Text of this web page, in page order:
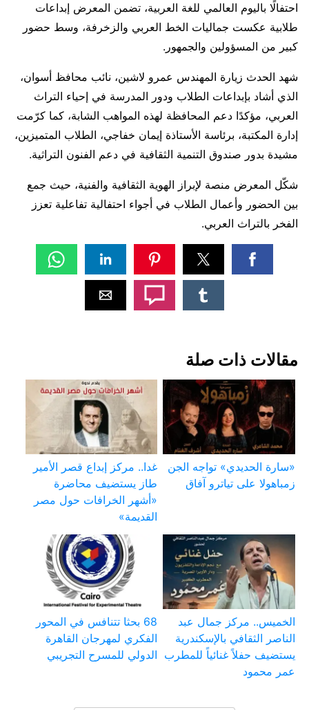
احتفالًا باليوم العالمي للغة العربية، تضمن المعرض إبداعات
طلابية عكست جماليات الخط العربي والزخرفة، وسط حضور
كبير من المسؤولين والجمهور.
شهد الحدث زيارة المهندس عمرو لاشين، نائب محافظ أسوان،
الذي أشاد بإبداعات الطلاب ودور المدرسة في إحياء التراث
العربي، مؤكدًا دعم المحافظة لهذه المواهب الشابة، كما كرّمت
إدارة المكتبة، برئاسة الأستاذة إيمان خفاجي، الطلاب المتميزين،
مشيدة بدور صندوق التنمية الثقافية في دعم الفنون التراثية.
شكّل المعرض منصة لإبراز الهوية الثقافية والفنية، حيث جمع
بين الحضور وأعمال الطلاب في أجواء احتفالية تفاعلية تعزز
الفخر بالتراث العربي.
مقالات ذات صلة
«سارة الحديدي» تواجه الجن
زمباهولا على تياترو آفاق
غدا.. مركز إبداع قصر الأمير
طاز يستضيف محاضرة
«أشهر الخرافات حول مصر
القديمة»
الخميس.. مركز جمال عبد
الناصر الثقافي بالإسكندرية
يستضيف حفلاً غنائياً للمطرب
عمر محمود
68 بحثا تتنافس في المحور
الفكري لمهرجان القاهرة
الدولي للمسرح التجريبي